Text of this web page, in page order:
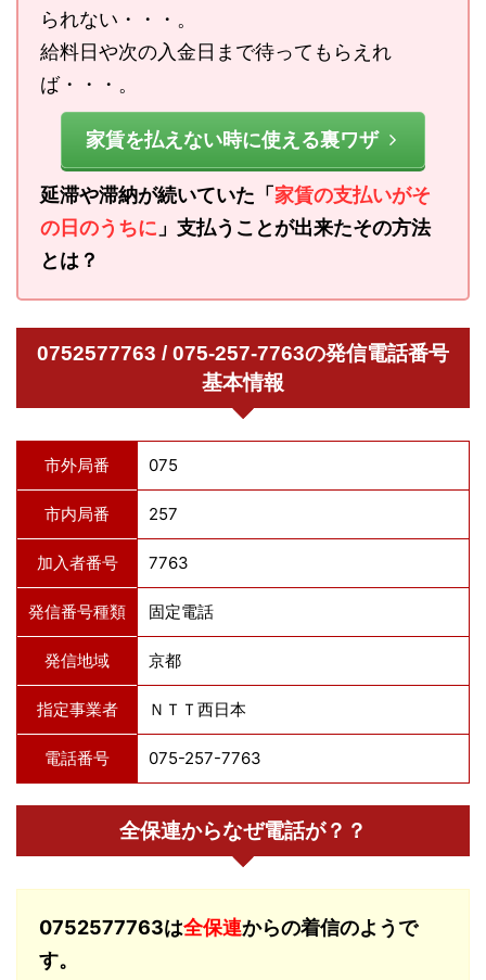
られない・・・。
給料日や次の入金日まで待ってもらえれ
ば・・・。
家賃を払えない時に使える裏ワザ
延滞や滞納が続いていた「 家賃の支払いがそ
の日のうちに 」支払うことが出来たその方法
とは？
0752577763 / 075-257-7763の発信電話番号
基本情報
市外局番 075
市内局番 257
加入者番号 7763
発信番号種類 固定電話
発信地域 京都
指定事業者 ＮＴＴ西日本
電話番号 075-257-7763
全保連からなぜ電話が？？
0752577763は全保連からの着信のようで
す。